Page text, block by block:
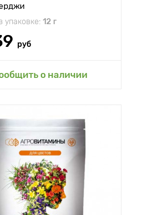
упаковке: 12 г
руб
о наличии